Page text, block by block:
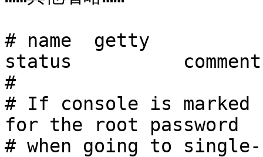
# name	getty				type
status		comments
#
# If console is
for the root password
# when going to single-